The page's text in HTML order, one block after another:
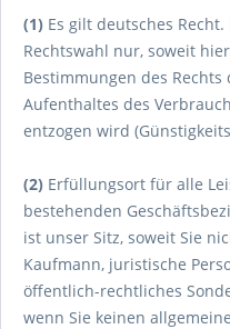
(1) Es gilt deutsches
Rechtswahl nur, soweit
Bestimmungen des
Aufenthaltes des
entzogen wird
(2) Erfüllungsort für alle
bestehenden
ist unser Sitz, soweit Sie
Kaufmann, juristische
öffentlich-rechtliches
wenn Sie keinen